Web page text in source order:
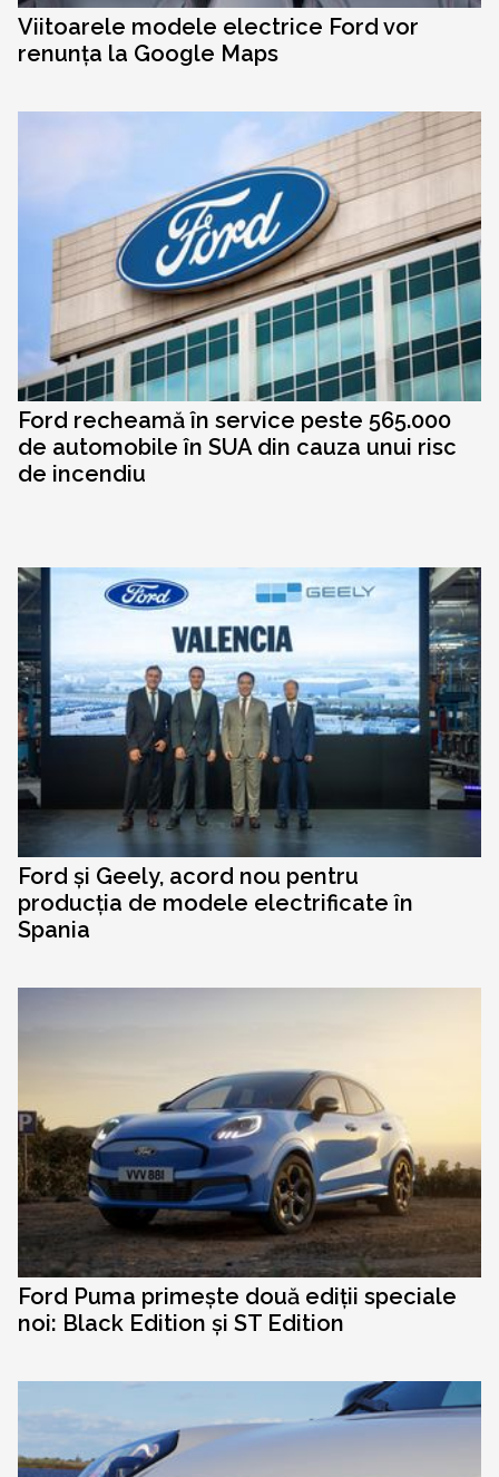
Viitoarele modele electrice Ford vor
renunța la Google Maps
Ford recheamă în service peste 565.000
de automobile în SUA din cauza unui risc
de incendiu
Ford și Geely, acord nou pentru
producția de modele electrificate în
Spania
Ford Puma primește două ediții speciale
noi: Black Edition și ST Edition